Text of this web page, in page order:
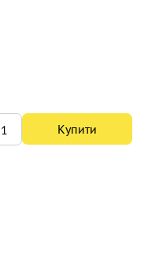
Купити